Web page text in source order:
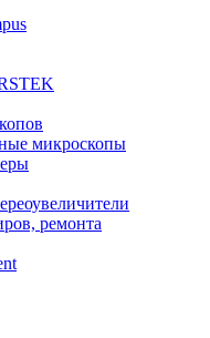
микроскопы
ремонта